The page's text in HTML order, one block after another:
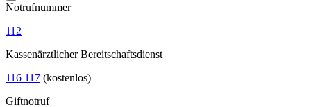
Notrufnummer
112
Kassenärztlicher Bereitschaftsdienst
116 117 (kostenlos)
Giftnotruf